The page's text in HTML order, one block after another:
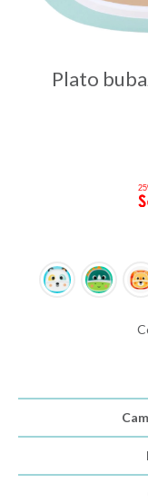
Plato
Baño
Alimentación
Paseo y seguridad
Estimulación
Bolsos y